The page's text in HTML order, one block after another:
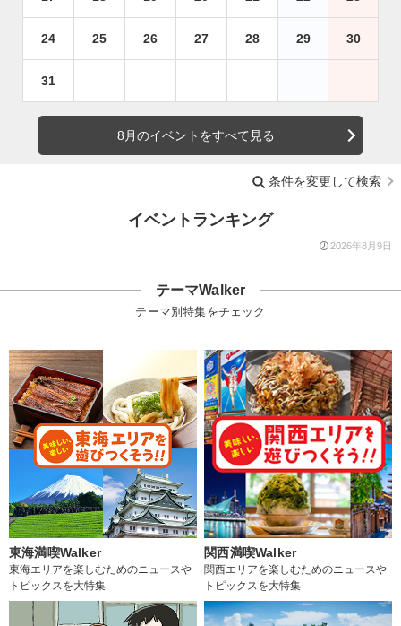
24 25 26 27 28 29 30
31
8月のイベントをすべて見る
条件を変更して検索
イベントランキング
2026年8月9日
テーマWalker
テーマ別特集をチェック
東海満喫Walker
東海エリアを楽しむためのニュースや
トピックスを大特集
関西満喫Walker
関西エリアを楽しむためのニュースや
トピックスを大特集